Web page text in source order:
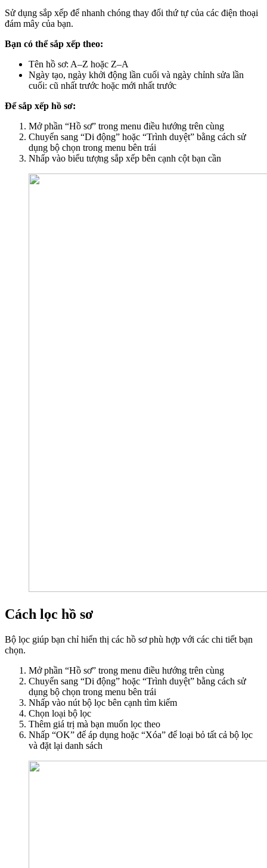
Sử dụng sắp xếp để nhanh chóng thay đổi thứ tự của các điện thoại
đám mây của bạn.
Bạn có thể sắp xếp theo:
Tên hồ sơ: A–Z hoặc Z–A
Ngày tạo, ngày khởi động lần cuối và ngày chỉnh sửa lần
cuối: cũ nhất trước hoặc mới nhất trước
Để sắp xếp hồ sơ:
Mở phần “Hồ sơ” trong menu điều hướng trên cùng
Chuyển sang “Di động” hoặc “Trình duyệt” bằng cách sử
dụng bộ chọn trong menu bên trái
Nhấp vào biểu tượng sắp xếp bên cạnh cột bạn cần
Cách lọc hồ sơ
Bộ lọc giúp bạn chỉ hiển thị các hồ sơ phù hợp với các chi tiết bạn
chọn.
Mở phần “Hồ sơ” trong menu điều hướng trên cùng
Chuyển sang “Di động” hoặc “Trình duyệt” bằng cách sử
dụng bộ chọn trong menu bên trái
Nhấp vào nút bộ lọc bên cạnh tìm kiếm
Chọn loại bộ lọc
Thêm giá trị mà bạn muốn lọc theo
Nhấp “OK” để áp dụng hoặc “Xóa” để loại bỏ tất cả bộ lọc
và đặt lại danh sách